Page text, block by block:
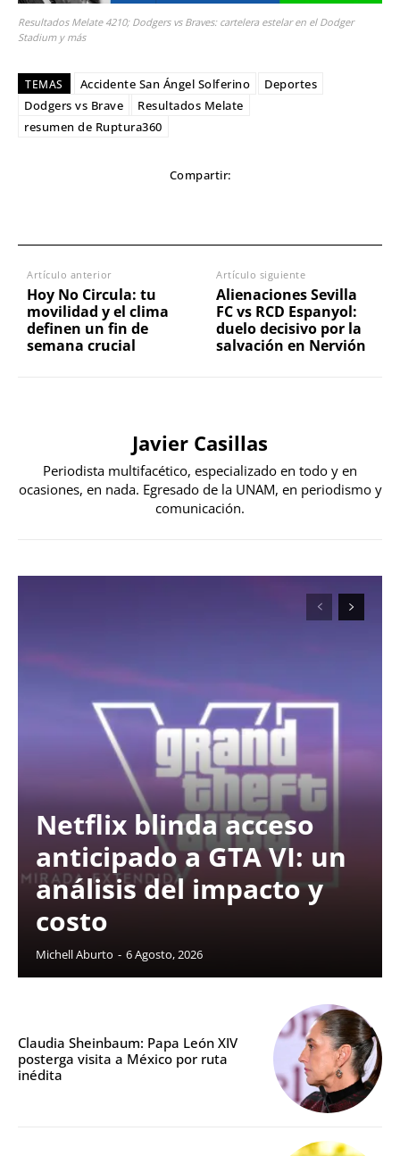
Resultados Melate 4210; Dodgers vs Braves: cartelera estelar en el Dodger
Stadium y más
TEMAS Accidente San Ángel Solferino
Deportes
Dodgers vs Brave
Resultados Melate
resumen de Ruptura360
Compartir:
Artículo anterior
Hoy No Circula: tu
movilidad y el clima
definen un fin de
semana crucial
Artículo siguiente
Alienaciones Sevilla
FC vs RCD Espanyol:
duelo decisivo por la
salvación en Nervión
Javier Casillas
Periodista multifacético, especializado en todo y en
ocasiones, en nada. Egresado de la UNAM, en periodismo y
comunicación.
Netflix blinda acceso
anticipado a GTA VI: un
análisis del impacto y
costo
Michell Aburto - 6 Agosto, 2026
Claudia Sheinbaum: Papa León XIV
posterga visita a México por ruta
inédita